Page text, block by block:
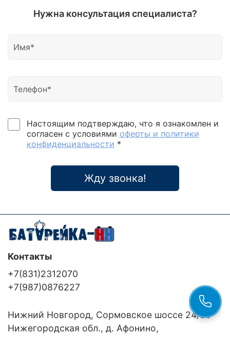
Нужна консультация специалиста?
Настоящим подтверждаю, что я ознакомлен и
согласен с условиями оферты и политики
конфиденциальности *
Жду звонка!
Контакты
+7(831)2312070
+7(987)0876227
Нижний Новгород, Сормовское шоссе 24/36
Нижегородская обл., д. Афонино,